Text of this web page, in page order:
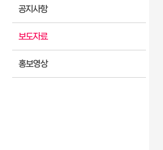
공지사항
보도자료
홍보영상